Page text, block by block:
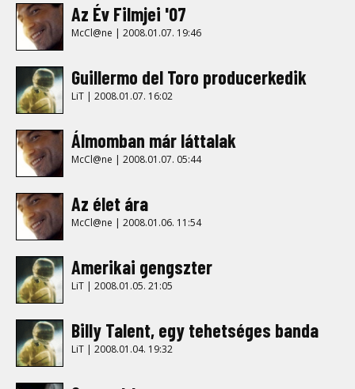
Az Év Filmjei '07
McCl@ne | 2008.01.07. 19:46
Guillermo del Toro producerkedik
LiT | 2008.01.07. 16:02
Álmomban már láttalak
McCl@ne | 2008.01.07. 05:44
Az élet ára
McCl@ne | 2008.01.06. 11:54
Amerikai gengszter
LiT | 2008.01.05. 21:05
Billy Talent, egy tehetséges banda
LiT | 2008.01.04. 19:32